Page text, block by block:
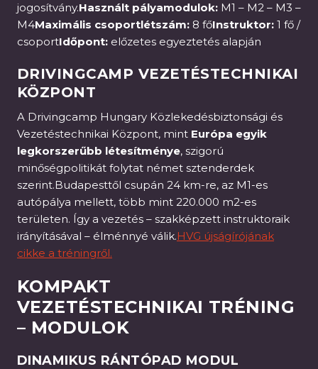
jogosítvány.Használt pályamodulok: M1 – M2 – M3 –
M4Maximális csoportlétszám: 8 főInstruktor: 1 fő /
csoportIdőpont: előzetes egyeztetés alapján
DRIVINGCAMP VEZETÉSTECHNIKAI
KÖZPONT
A Drivingcamp Hungary Közlekedésbiztonsági és
Vezetéstechnikai Központ, mint Európa egyik
legkorszerűbb létesítménye, szigorú
minőségpolitikát folytat német sztenderdek
szerint.Budapesttől csupán 24 km-re, az M1-es
autópálya mellett, több mint 220.000 m2-es
területen. Így a vezetés – szakképzett instruktoraik
irányításával – élménnyé válik.HVG újságírójának
cikke a tréningről.
KOMPAKT
VEZETÉSTECHNIKAI TRÉNING
– MODULOK
DINAMIKUS RÁNTÓPAD MODUL